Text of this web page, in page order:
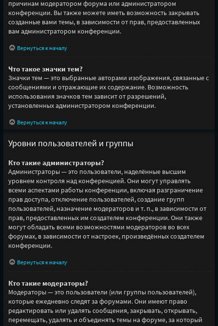
причинам модератором форума или администратором
конференции. Вы также можете иметь возможность закрывать
созданные вами темы, в зависимости от прав, предоставленных
вам администратором конференции.
Вернуться к началу
Что такое значки тем?
Значки тем — это выбранные авторами изображения, связанные с
сообщениями и отражающие их содержание. Возможность
использования значков тем зависит от разрешений,
установленных администратором конференции.
Вернуться к началу
Уровни пользователей и группы
Кто такие администраторы?
Администраторы — это пользователи, наделённые высшим
уровнем контроля над конференцией. Они могут управлять
всеми аспектами работы конференции, включая разграничение
прав доступа, отключение пользователей, создание групп
пользователей, назначение модераторов и т. п., в зависимости от
прав, предоставленных им создателем конференции. Они также
могут обладать всеми возможностями модераторов во всех
форумах, в зависимости от настроек, произведённых создателем
конференции.
Вернуться к началу
Кто такие модераторы?
Модераторы — это пользователи (или группы пользователей),
которые ежедневно следят за форумами. Они имеют право
редактировать или удалять сообщения, закрывать, открывать,
перемещать, удалять и объединять темы на форуме, за который